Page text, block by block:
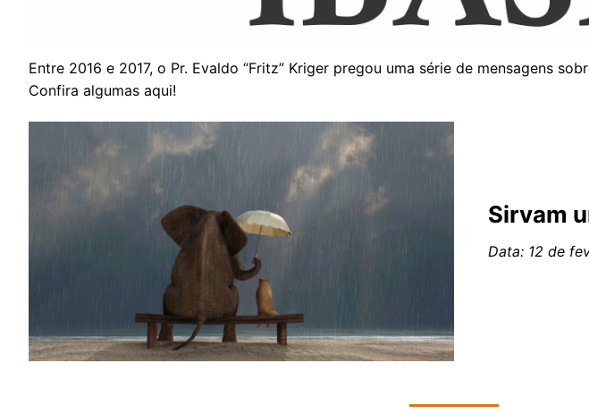
Entre 2016 e 2017, o Pr. Evaldo “Fritz” Kriger pregou uma série de mensagens
Confira algumas aqui!
Sirvam
Data: 12 de